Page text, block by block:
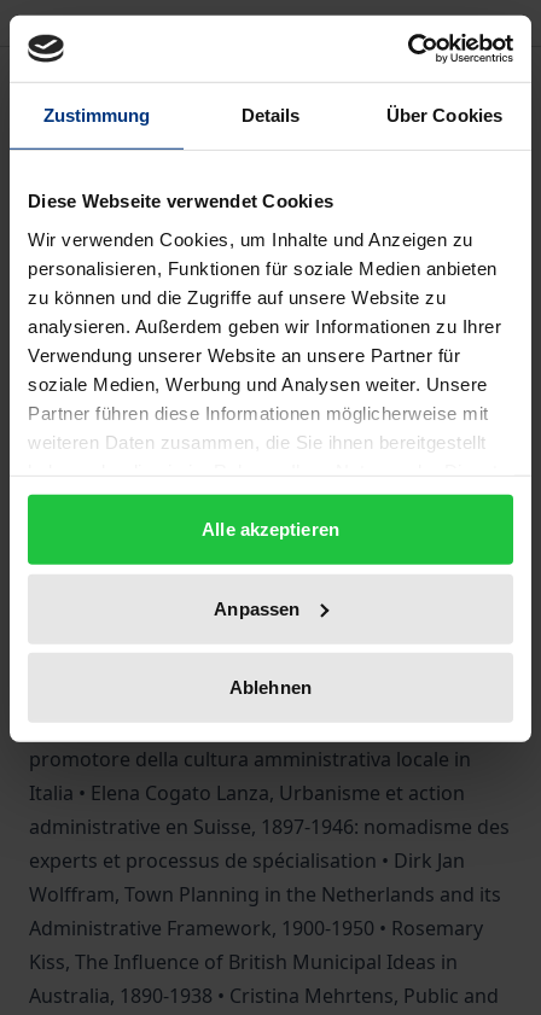
Zustimmung Details Über Cookies
Diese Webseite verwendet Cookies
Wir verwenden Cookies, um Inhalte und Anzeigen zu
personalisieren, Funktionen für soziale Medien anbieten
zu können und die Zugriffe auf unsere Website zu
analysieren. Außerdem geben wir Informationen zu Ihrer
Verwendung unserer Website an unsere Partner für
soziale Medien, Werbung und Analysen weiter. Unsere
Partner führen diese Informationen möglicherweise mit
weiteren Daten zusammen, die Sie ihnen bereitgestellt
gesammelt haben.
Alle akzeptieren
Anpassen
Ablehnen
Beschreibung
Wolfgang E.J. Weber, Herrschafts- und
Municipal Knowledge and Policy Networks in British
Local Government, 1832-1914 • Wilfried Rudloff, Das
Wissen der kommunalen Sozialverwaltung in
Deutschland: Diffusion, Formen und Konflikte 1900-
1933
Renaud Payre, La Préfecture de la Seine comme
"clearing house" municipal 1919-1947 • Marjatta
Hietala, Transfer of German and Scandinavian
Administrative Knowledge: Examples from Helsinki
culture administrative dans les grandes villes
italiennes: expériences étrangères et discussions
Oscar Gaspari, Lo statistico Ugo Giusti (1873-1953):
promotore della cultura amministrativa locale in
Italia • Elena Cogato Lanza, Urbanisme et action
administrative en Suisse, 1897-1946: nomadisme des
experts et processus de spécialisation • Dirk Jan
Wolffram, Town Planning in the Netherlands and its
Administrative Framework, 1900-1950 • Rosemary
Kiss, The Influence of British Municipal Ideas in
Australia, 1890-1938 • Cristina Mehrtens, Public and